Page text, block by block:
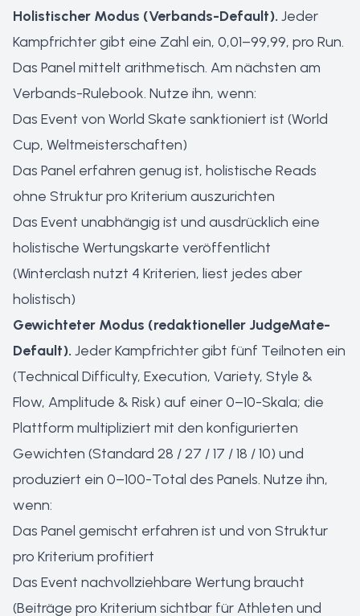
Holistischer Modus (Verbands-Default). Jeder
Kampfrichter gibt eine Zahl ein, 0,01–99,99, pro Run.
Das Panel mittelt arithmetisch. Am nächsten am
Verbands-Rulebook. Nutze ihn, wenn:
Das Event von World Skate sanktioniert ist (World
Cup, Weltmeisterschaften)
Das Panel erfahren genug ist, holistische Reads
ohne Struktur pro Kriterium auszurichten
Das Event unabhängig ist und ausdrücklich eine
holistische Wertungskarte veröffentlicht
(Winterclash nutzt 4 Kriterien, liest jedes aber
holistisch)
Gewichteter Modus (redaktioneller JudgeMate-
Default). Jeder Kampfrichter gibt fünf Teilnoten ein
(Technical Difficulty, Execution, Variety, Style &
Flow, Amplitude & Risk) auf einer 0–10-Skala; die
Plattform multipliziert mit den konfigurierten
Gewichten (Standard 28 / 27 / 17 / 18 / 10) und
produziert ein 0–100-Total des Panels. Nutze ihn,
wenn:
Das Panel gemischt erfahren ist und von Struktur
pro Kriterium profitiert
Das Event nachvollziehbare Wertung braucht
(Beiträge pro Kriterium sichtbar für Athleten und